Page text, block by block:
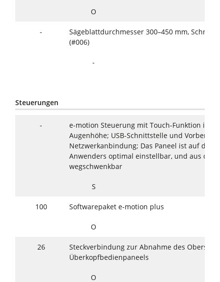
O
-
Sägeblattdurchmesser 300–450 mm,
(#006)
-
Steuerungen
-
e-motion Steuerung mit Touch-Funktion in
Augenhöhe; USB-Schnittstelle und
Netzwerkanbindung; Das Paneel ist auf den
Anwenders optimal einstellbar, und aus
wegschwenkbar
S
100 Softwarepaket e-motion plus
O
26
Steckverbindung zur Abnahme des
Überkopfbedienpaneels
O